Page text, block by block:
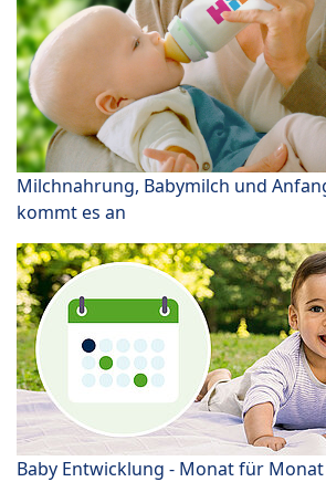
Milchnahrung, Babymilch und
kommt es an
Baby Entwicklung - Monat für Monat